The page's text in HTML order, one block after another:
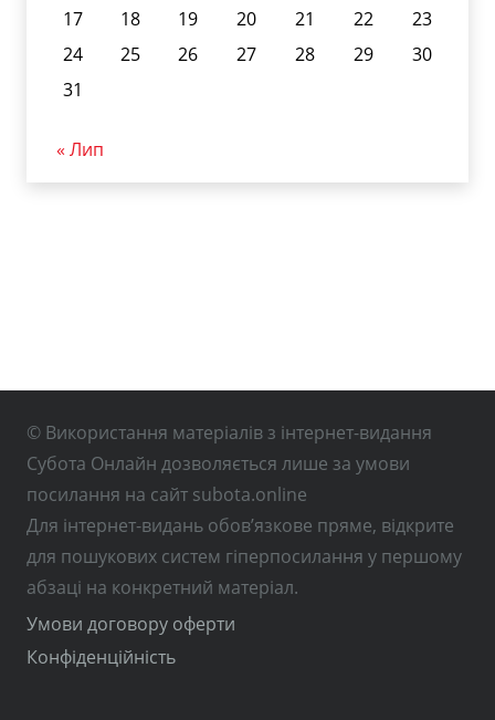
17
18 19 20 21 22
23
24
25 26 27 28 29
30
31
« Лип
© Використання матеріалів з інтернет-видання
Субота Онлайн дозволяється лише за умови
посилання на сайт subota.online
Для інтернет-видань обов’язкове пряме, відкрите
для пошукових систем гіперпосилання у першому
абзаці на конкретний матеріал.
Умови договору оферти
Конфіденційність